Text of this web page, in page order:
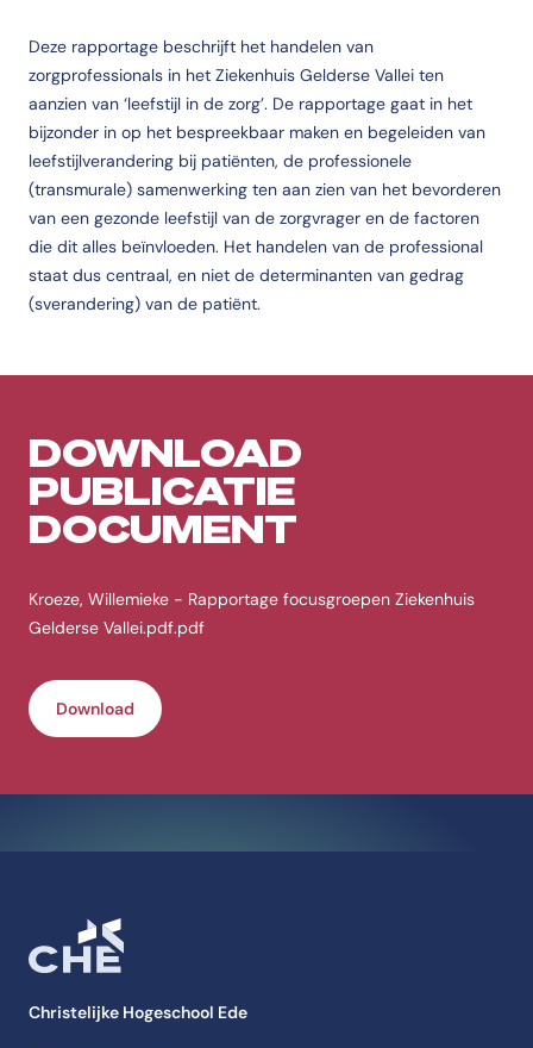
Deze rapportage beschrijft het handelen van
zorgprofessionals in het Ziekenhuis Gelderse Vallei ten
aanzien van ‘leefstijl in de zorg’. De rapportage gaat in het
bijzonder in op het bespreekbaar maken en begeleiden van
leefstijlverandering bij patiënten, de professionele
(transmurale) samenwerking ten aan zien van het bevorderen
van een gezonde leefstijl van de zorgvrager en de factoren
die dit alles beïnvloeden. Het handelen van de professional
staat dus centraal, en niet de determinanten van gedrag
(sverandering) van de patiënt.
DOWNLOAD
PUBLICATIE
DOCUMENT
Kroeze, Willemieke - Rapportage focusgroepen Ziekenhuis
Gelderse Vallei.pdf.pdf
Download
Christelijke Hogeschool Ede